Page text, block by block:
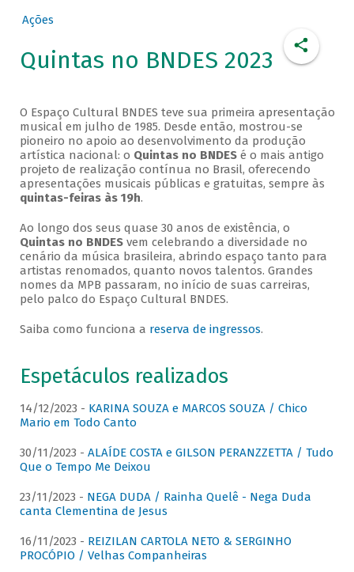
Ações
Quintas no BNDES 2023
O Espaço Cultural BNDES teve sua primeira apresentação
musical em julho de 1985. Desde então, mostrou-se
pioneiro no apoio ao desenvolvimento da produção
artística nacional: o Quintas no BNDESé o mais antigo
projeto de realização contínua no Brasil, oferecendo
apresentações musicais públicas e gratuitas, sempre às
quintas-feiras às 19h.
Ao longo dos seus quase 30 anos de existência, o
Quintas no BNDESvem celebrando a diversidade no
cenário da música brasileira, abrindo espaço tanto para
artistas renomados, quanto novos talentos. Grandes
nomes da MPB passaram, no início de suas carreiras,
pelo palco do Espaço Cultural BNDES.
Saiba como funciona a reserva de ingressos.
Espetáculos realizados
14/12/2023 - KARINA SOUZA e MARCOS SOUZA / Chico
Mario em Todo Canto
30/11/2023 - ALAÍDE COSTA e GILSON PERANZZETTA / Tudo
Que o Tempo Me Deixou
23/11/2023 - NEGA DUDA / Rainha Quelê - Nega Duda
canta Clementina de Jesus
16/11/2023 - REIZILAN CARTOLA NETO & SERGINHO
PROCÓPIO / Velhas Companheiras